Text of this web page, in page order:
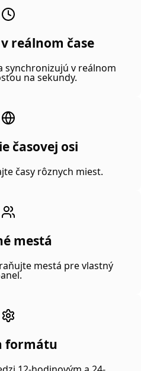
reálnom čase
synchronizujú v reálnom
na sekundy.
časovej osi
časy rôznych miest.
mestá
mestá pre vlastný
formátu